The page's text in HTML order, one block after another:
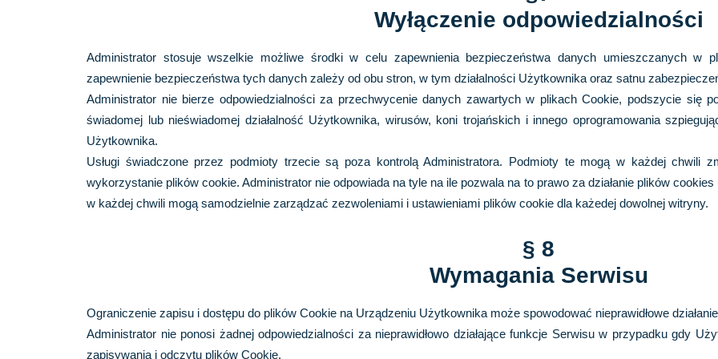
Wyłączenie odpowiedzialności
Administrator stosuje wszelkie możliwe środki w celu zapewnienia bezpieczeństwa danych umieszczanych w
zapewnienie bezpieczeństwa tych danych zależy od obu stron, w tym działalności Użytkownika oraz satnu
Administrator nie bierze odpowiedzialności za przechwycenie danych zawartych w plikach Cookie, podszycie się
świadomej lub nieświadomej działalność Użytkownika, wirusów, koni trojańskich i innego oprogramowania
Użytkownika.
Usługi świadczone przez podmioty trzecie są poza kontrolą Administratora. Podmioty te mogą w każdej chwili
wykorzystanie plików cookie. Administrator nie odpowiada na tyle na ile pozwala na to prawo za działanie plików
w każdej chwili mogą samodzielnie zarządzać zezwoleniami i ustawieniami plików cookie dla każedej dowolnej witryny.
§ 8
Wymagania Serwisu
Ograniczenie zapisu i dostępu do plików Cookie na Urządzeniu Użytkownika może spowodować nieprawidłowe
Administrator nie ponosi żadnej odpowiedzialności za nieprawidłowo działające funkcje Serwisu w przypadku gdy
zapisywania i odczytu plików Cookie.